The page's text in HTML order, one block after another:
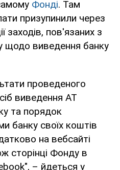
Фонді. Там
призупинили через
заходів, пов'язаних з
щодо виведення банку
проведеного
виведення АТ
та порядок
банку своїх коштів
на вебсайті
сторінці Фонду в
– йдеться у